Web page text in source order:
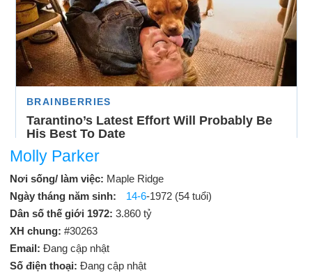
Molly Parker
Nơi sống/ làm việc: Maple Ridge
Ngày tháng năm sinh:
14-6-1972 (54 tuổi)
Dân số thế giới 1972: 3.860 tỷ
XH chung: #30263
Email: Đang cập nhật
Số điện thoại: Đang cập nhật